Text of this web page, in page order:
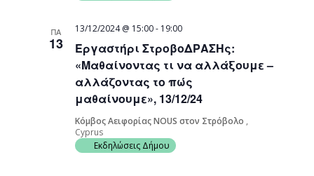
ΠΑ
13
Εργαστήρι ΣτροβοΔΡΑΣΗς:
«Μαθαίνοντας τι να αλλάξουμε –
αλλάζοντας το πώς
μαθαίνουμε», 13/12/24
13/12/2024 @ 15:00- 19:00
Κόμβος Αειφορίας NOUS στον Στρόβολο ,
Cyprus
Εκδηλώσεις Δήμου